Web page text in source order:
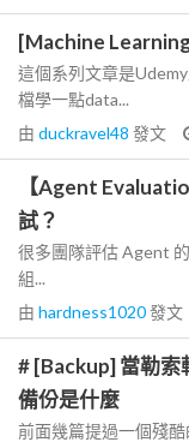
[Machine
這個系列文章是
檔學一點data...
由 duckravel48 發文
【Agent
試？
很多團隊評估 Agent
組...
由 hardness1020發文
# [Backup] 當勒索
備份是什麼
前面幾篇提過一個殘